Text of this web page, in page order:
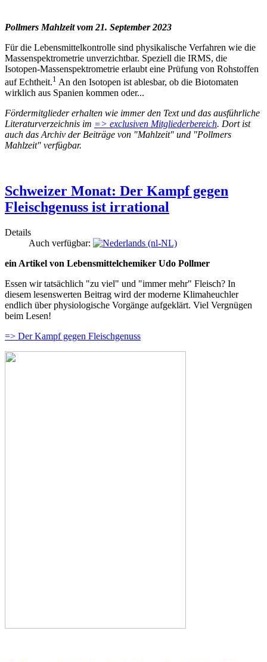
Pollmers Mahlzeit vom 21. September 2023
Für die Lebensmittelkontrolle sind physikalische Verfahren wie die
Massenspektrometrie unverzichtbar. Speziell die IRMS, die
Isotopen-Massenspektrometrie erlaubt eine Prüfung von Rohstoffen
auf Echtheit.1 An den Isotopen ist ablesbar, ob die Biotomaten
wirklich aus Spanien kommen oder...
Fördermitglieder erhalten wie immer den Text und das ausführliche
Literaturverzeichnis im => exclusiven Mitgliederbereich. Dort ist
auch das Archiv der Beiträge von "Mahlzeit" und "Pollmers
Mahlzeit" verfügbar.
Schweizer Monat: Der Kampf gegen
Fleischgenuss ist irrational
Details
Auch verfügbar:
ein Artikel von Lebensmittelchemiker Udo Pollmer
Essen wir tatsächlich "zu viel" und "immer mehr" Fleisch? In
diesem lesenswerten Beitrag wird der moderne Klimaheuchler
endlich über physiologische Vorgänge aufgeklärt. Viel Vergnügen
beim Lesen!
=> Der Kampf gegen Fleischgenuss